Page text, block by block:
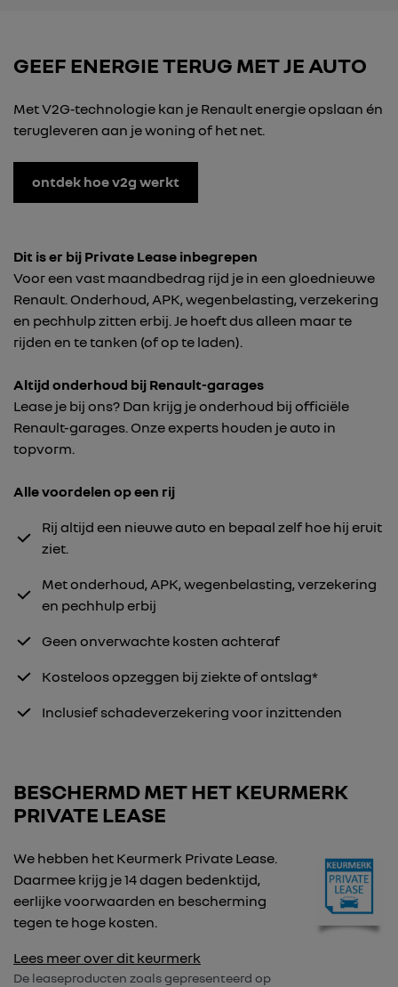
GEEF ENERGIE TERUG MET JE AUTO
Met V2G‑technologie kan je Renault energie opslaan én
terugleveren aan je woning of het net.
ontdek hoe v2g werkt
Dit is er bij Private Lease inbegrepen
Voor een vast maandbedrag rijd je in een gloednieuwe
Renault. Onderhoud, APK, wegenbelasting, verzekering
en pechhulp zitten erbij. Je hoeft dus alleen maar te
rijden en te tanken (of op te laden).
Altijd onderhoud bij Renault-garages
Lease je bij ons? Dan krijg je onderhoud bij officiële
Renault-garages. Onze experts houden je auto in
topvorm.
Alle voordelen op een rij
Rij altijd een nieuwe auto en bepaal zelf hoe hij eruit
ziet.
Met onderhoud, APK, wegenbelasting, verzekering
en pechhulp erbij
Geen onverwachte kosten achteraf
Kosteloos opzeggen bij ziekte of ontslag*
Inclusief schadeverzekering voor inzittenden
BESCHERMD MET HET KEURMERK
PRIVATE LEASE
We hebben het Keurmerk Private Lease.
Daarmee krijg je 14 dagen bedenktijd,
eerlijke voorwaarden en bescherming
tegen te hoge kosten.
Lees meer over dit keurmerk
De leaseproducten zoals gepresenteerd op